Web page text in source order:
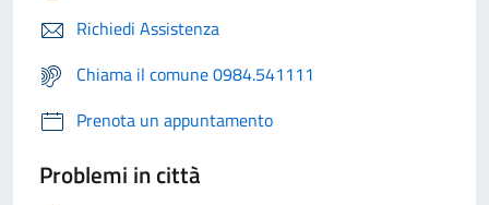
Richiedi Assistenza
Chiama il comune 0984.541111
Prenota un appuntamento
Problemi in città